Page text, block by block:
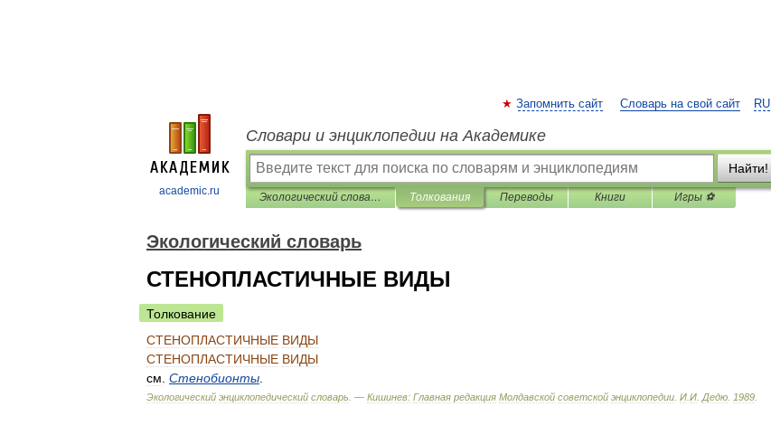
academic.ru
RU
Запомнить сайт Словарь на свой сайт
Словари и энциклопедии на Академике
Найти!
Экологический словарь Толкования Переводы Книги Игры ⚽
Экологический словарь
СТЕНОПЛАСТИЧНЫЕ ВИДЫ
Толкование
СТЕНОПЛАСТИЧНЫЕ ВИДЫ
СТЕНОПЛАСТИЧНЫЕ ВИДЫ
см Стенобионты
Экологический энциклопедический словарь . — Кишинев: Главная редакция Молдавской советской энциклопедии И И Дедю 1989